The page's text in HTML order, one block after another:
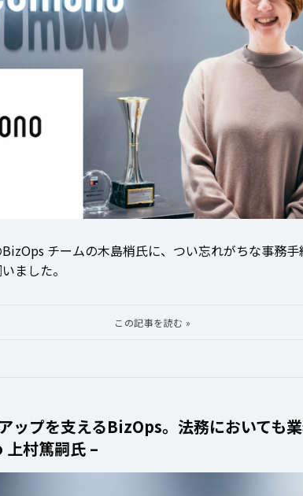
チームの木島梢氏に、つい忘れがちな事務
ました。
ップを支えるBizOps。法務においても
村篤嗣氏 –